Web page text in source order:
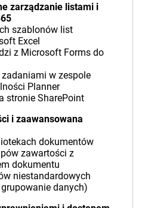
zarządzanie listami i
szablonów list
Excel
z Microsoft Forms do
w zespole
Planner
stronie SharePoint
i zaawansowana
dokumentów
zawartości z
dokumentu
niestandardowych
danych)